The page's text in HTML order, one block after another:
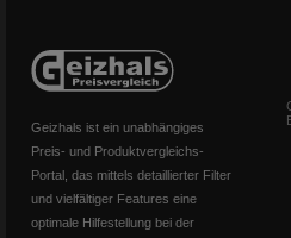
Geizhals ist ein unabhängiges
Preis- und Produktvergleichs-
Portal, das mittels detaillierter Filter
und vielfältiger Features eine
optimale Hilfestellung bei der